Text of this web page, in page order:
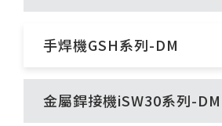
手焊機GSH系列-DM
金屬銲接機iSW30系列-DM